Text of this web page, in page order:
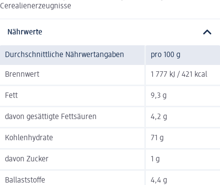
Cerealienerzeugnisse
Nährwerte
Durchschnittliche Nährwertangaben pro 100 g
Brennwert 1 777 kJ / 421 kcal
Fett 9,3 g
davon gesättigte Fettsäuren 4,2 g
Kohlenhydrate 71 g
davon Zucker 1 g
Ballaststoffe 4,4 g